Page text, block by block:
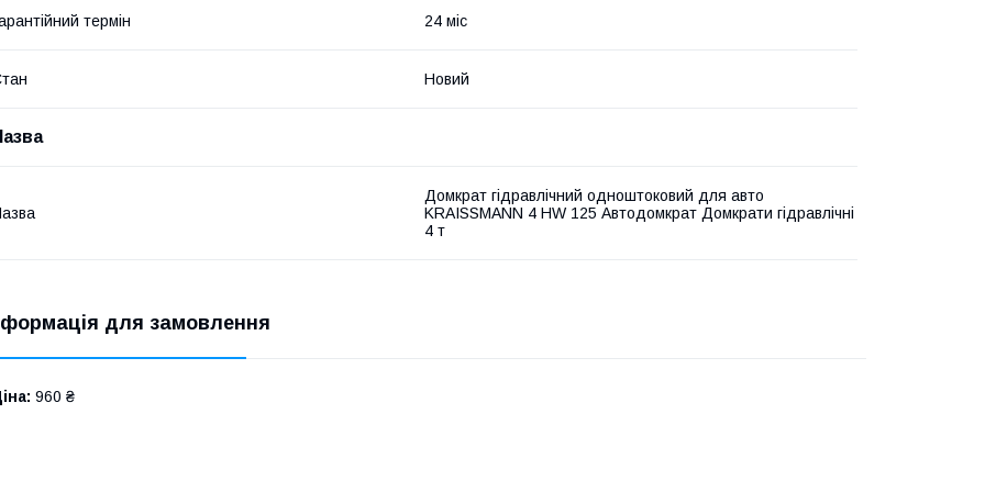
термін 24 міс
Новий
Домкрат гідравлічний одноштоковий для авто
KRAISSMANN 4 HW 125 Автодомкрат Домкрати гідравлічні
4 т
для замовлення
960 ₴